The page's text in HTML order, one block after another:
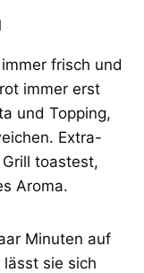
frisch und
immer erst
und Topping,
Extra-
toastest,
Aroma.
Minuten auf
sie sich